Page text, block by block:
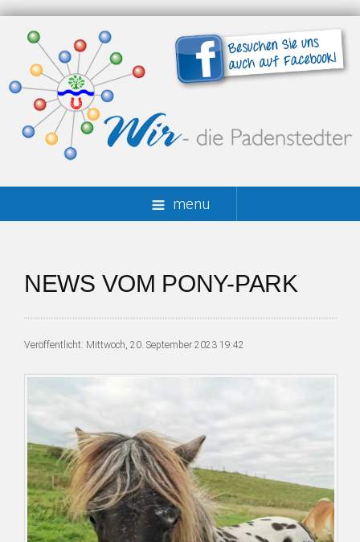
menu
NEWS VOM PONY-PARK
Veröffentlicht: Mittwoch, 20. September 2023 19:42